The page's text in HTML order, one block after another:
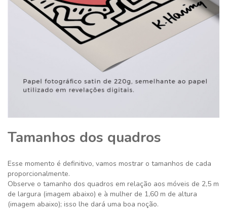
Tamanhos dos quadros
Esse momento é definitivo, vamos mostrar o tamanhos de cada
proporcionalmente.
Observe o tamanho dos quadros em relação aos móveis de 2,5 m
de largura (imagem abaixo) e à mulher de 1,60 m de altura
(imagem abaixo); isso lhe dará uma boa noção.